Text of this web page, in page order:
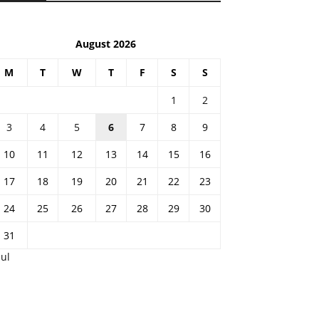
August 2026
M T W T F S S
1
2
3
4 5 6 7 8
9
10
11 12 13 14 15
16
17
18 19 20 21 22
23
24
25 26 27 28 29
30
31